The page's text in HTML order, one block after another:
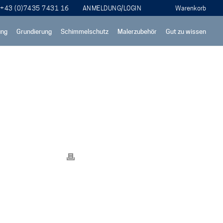
ANMELDUNG/LOGIN
+43 (0)7435 7431 16
Grundierung Schimmelschutz Malerzubehör Gut zu wissen